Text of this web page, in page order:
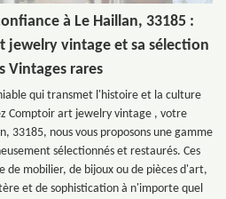
à Le Haillan, 33185 :
jewelry vintage et sa sélection
Vintages rares
qui transmet l'histoire et la culture
Comptoir art jewelry vintage , votre
33185, nous vous proposons une gamme
sélectionnés et restaurés. Ces
de mobilier, de bijoux ou de pièces d'art,
et de sophistication à n'importe quel